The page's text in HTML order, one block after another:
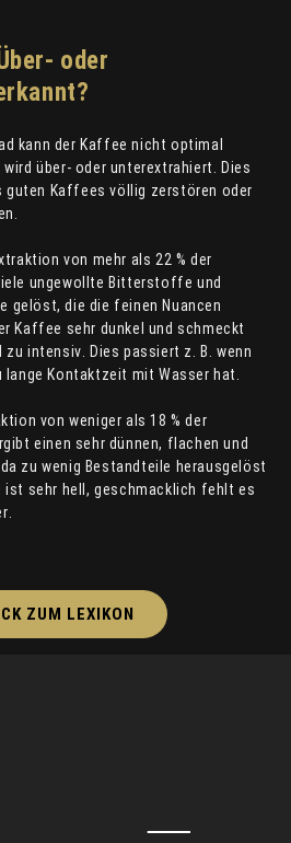
oder
kann der Kaffee nicht optimal
über- oder unterextrahiert. Dies
guten Kaffees völlig zerstören oder
von mehr als 22 % der
ungewollte Bitterstoffe und
gelöst, die die feinen Nuancen
Kaffee sehr dunkel und schmeckt
intensiv. Dies passiert z. B. wenn
lange Kontaktzeit mit Wasser hat.
von weniger als 18 % der
einen sehr dünnen, flachen und
zu wenig Bestandteile herausgelöst
ist sehr hell, geschmacklich fehlt es
ZUM LEXIKON